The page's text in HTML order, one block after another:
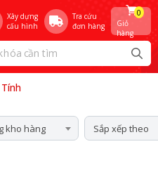
Xây dựng
cấu hình
Tra cứu
đơn hàng
Giỏ
hàng
0
kho hàng Sắp xếp theo